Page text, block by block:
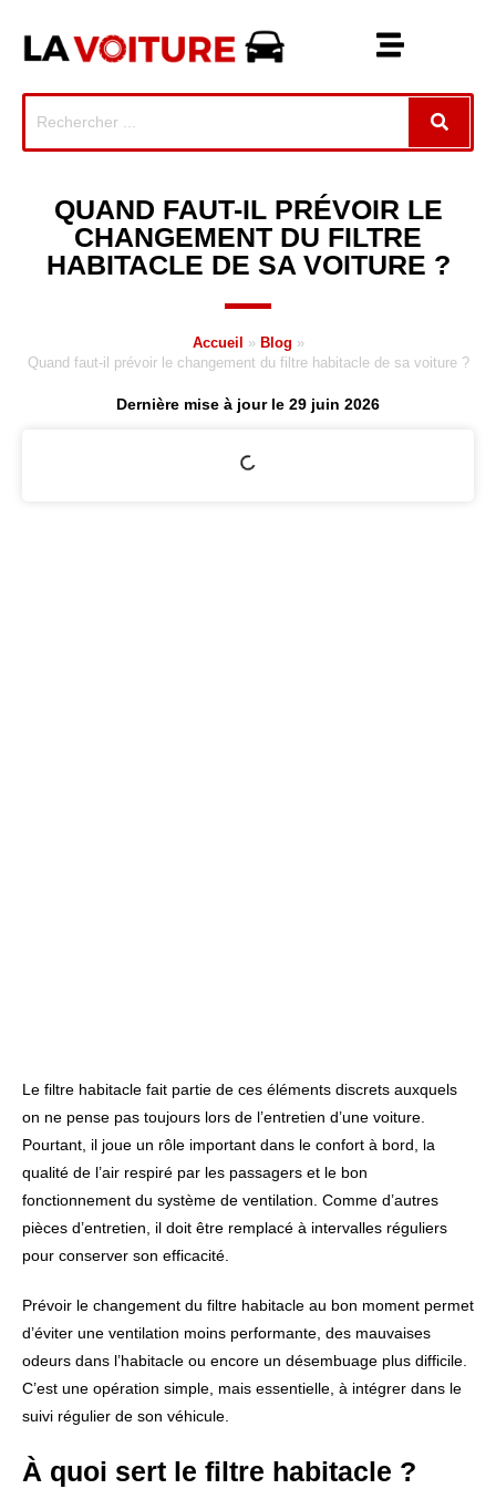
QUAND FAUT-IL PRÉVOIR LE
CHANGEMENT DU FILTRE
HABITACLE DE SA VOITURE ?
Accueil » Blog »
Quand faut-il prévoir le changement du filtre habitacle de sa voiture ?
Dernière mise à jour le 29 juin 2026
Le filtre habitacle fait partie de ces éléments discrets auxquels
on ne pense pas toujours lors de l’entretien d’une voiture.
Pourtant, il joue un rôle important dans le confort à bord, la
qualité de l’air respiré par les passagers et le bon
fonctionnement du système de ventilation. Comme d’autres
pièces d’entretien, il doit être remplacé à intervalles réguliers
pour conserver son efficacité.
Prévoir le changement du filtre habitacle au bon moment permet
d’éviter une ventilation moins performante, des mauvaises
odeurs dans l’habitacle ou encore un désembuage plus difficile.
C’est une opération simple, mais essentielle, à intégrer dans le
suivi régulier de son véhicule.
À quoi sert le filtre habitacle ?